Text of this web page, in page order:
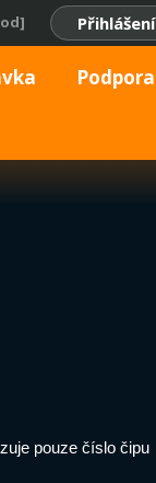
Přihlášení
Podpora
pouze číslo čipu